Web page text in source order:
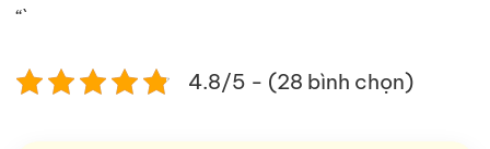
“`
4.8/5 - (28 bình chọn)